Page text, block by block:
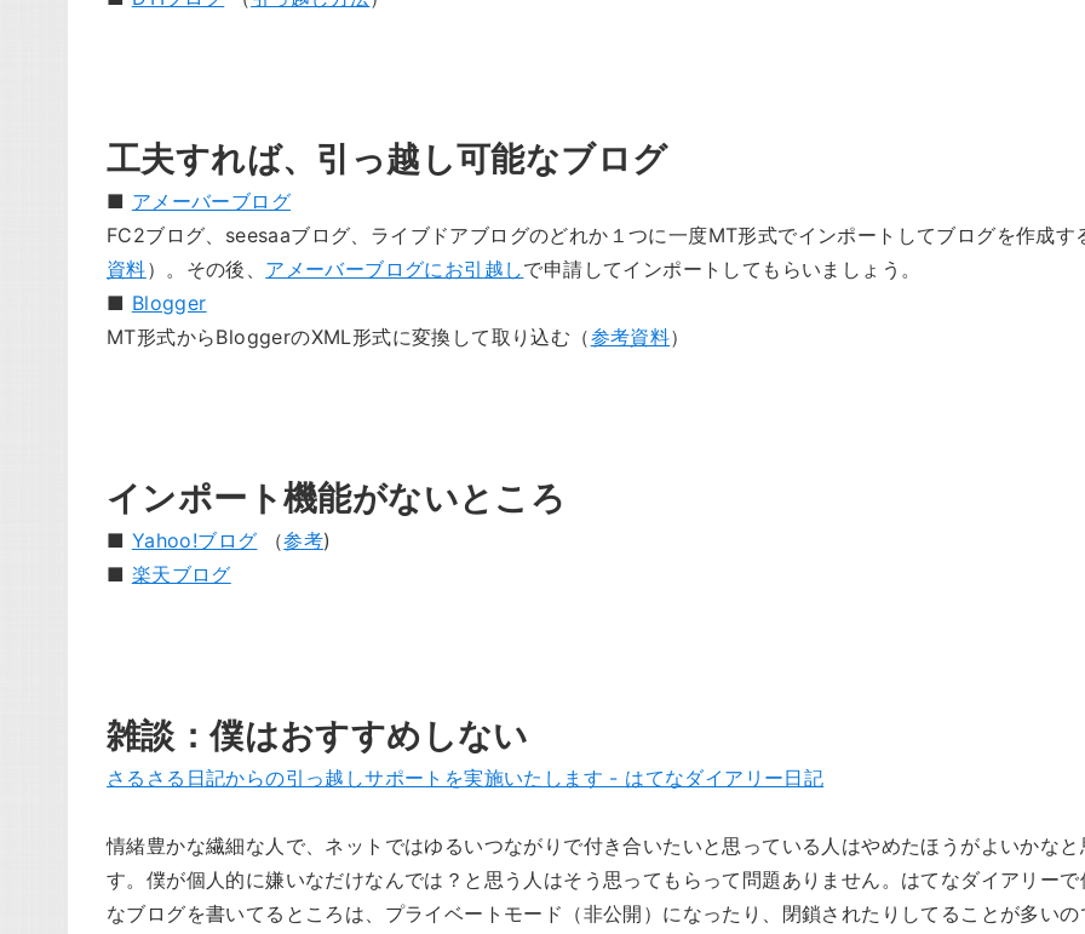
工夫すれば、引っ越し可能なブログ
■ アメーバーブログ
FC2ブログ、seesaaブログ、ライブドアブログのどれか１つに一度MT形式でインポートしてブログを作成す
資料）。その後、 アメーバーブログにお引越しで申請してインポートしてもらいましょう。
■ Blogger
MT形式からBloggerのXML形式に変換して取り込む（参考資料）
インポート機能がないところ
■ Yahoo!ブログ （参考)
■ 楽天ブログ
雑談：僕はおすすめしない
さるさる日記からの引っ越しサポートを実施いたします - はてなダイアリー日記
情緒豊かな繊細な人で、ネットではゆるいつながりで付き合いたいと思っている人はやめたほうがよいかなと
す。僕が個人的に嫌いなだけなんでは？と思う人はそう思ってもらって問題ありません。はてなダイアリー
なブログを書いてるところは、プライベートモード（非公開）になったり、閉鎖されたりしてることが多い